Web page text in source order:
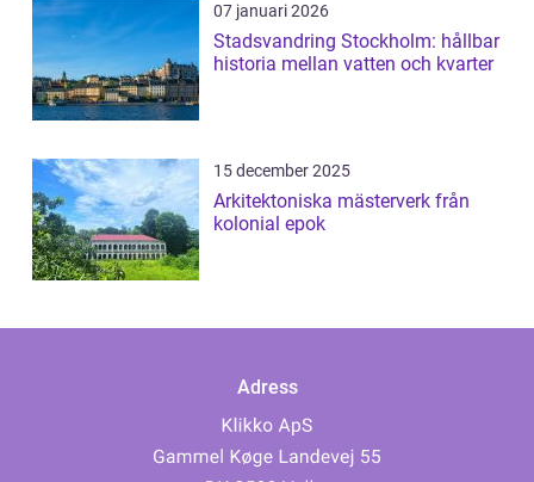
07 januari 2026
Stadsvandring Stockholm: hållbar
historia mellan vatten och kvarter
15 december 2025
Arkitektoniska mästerverk från
kolonial epok
Adress